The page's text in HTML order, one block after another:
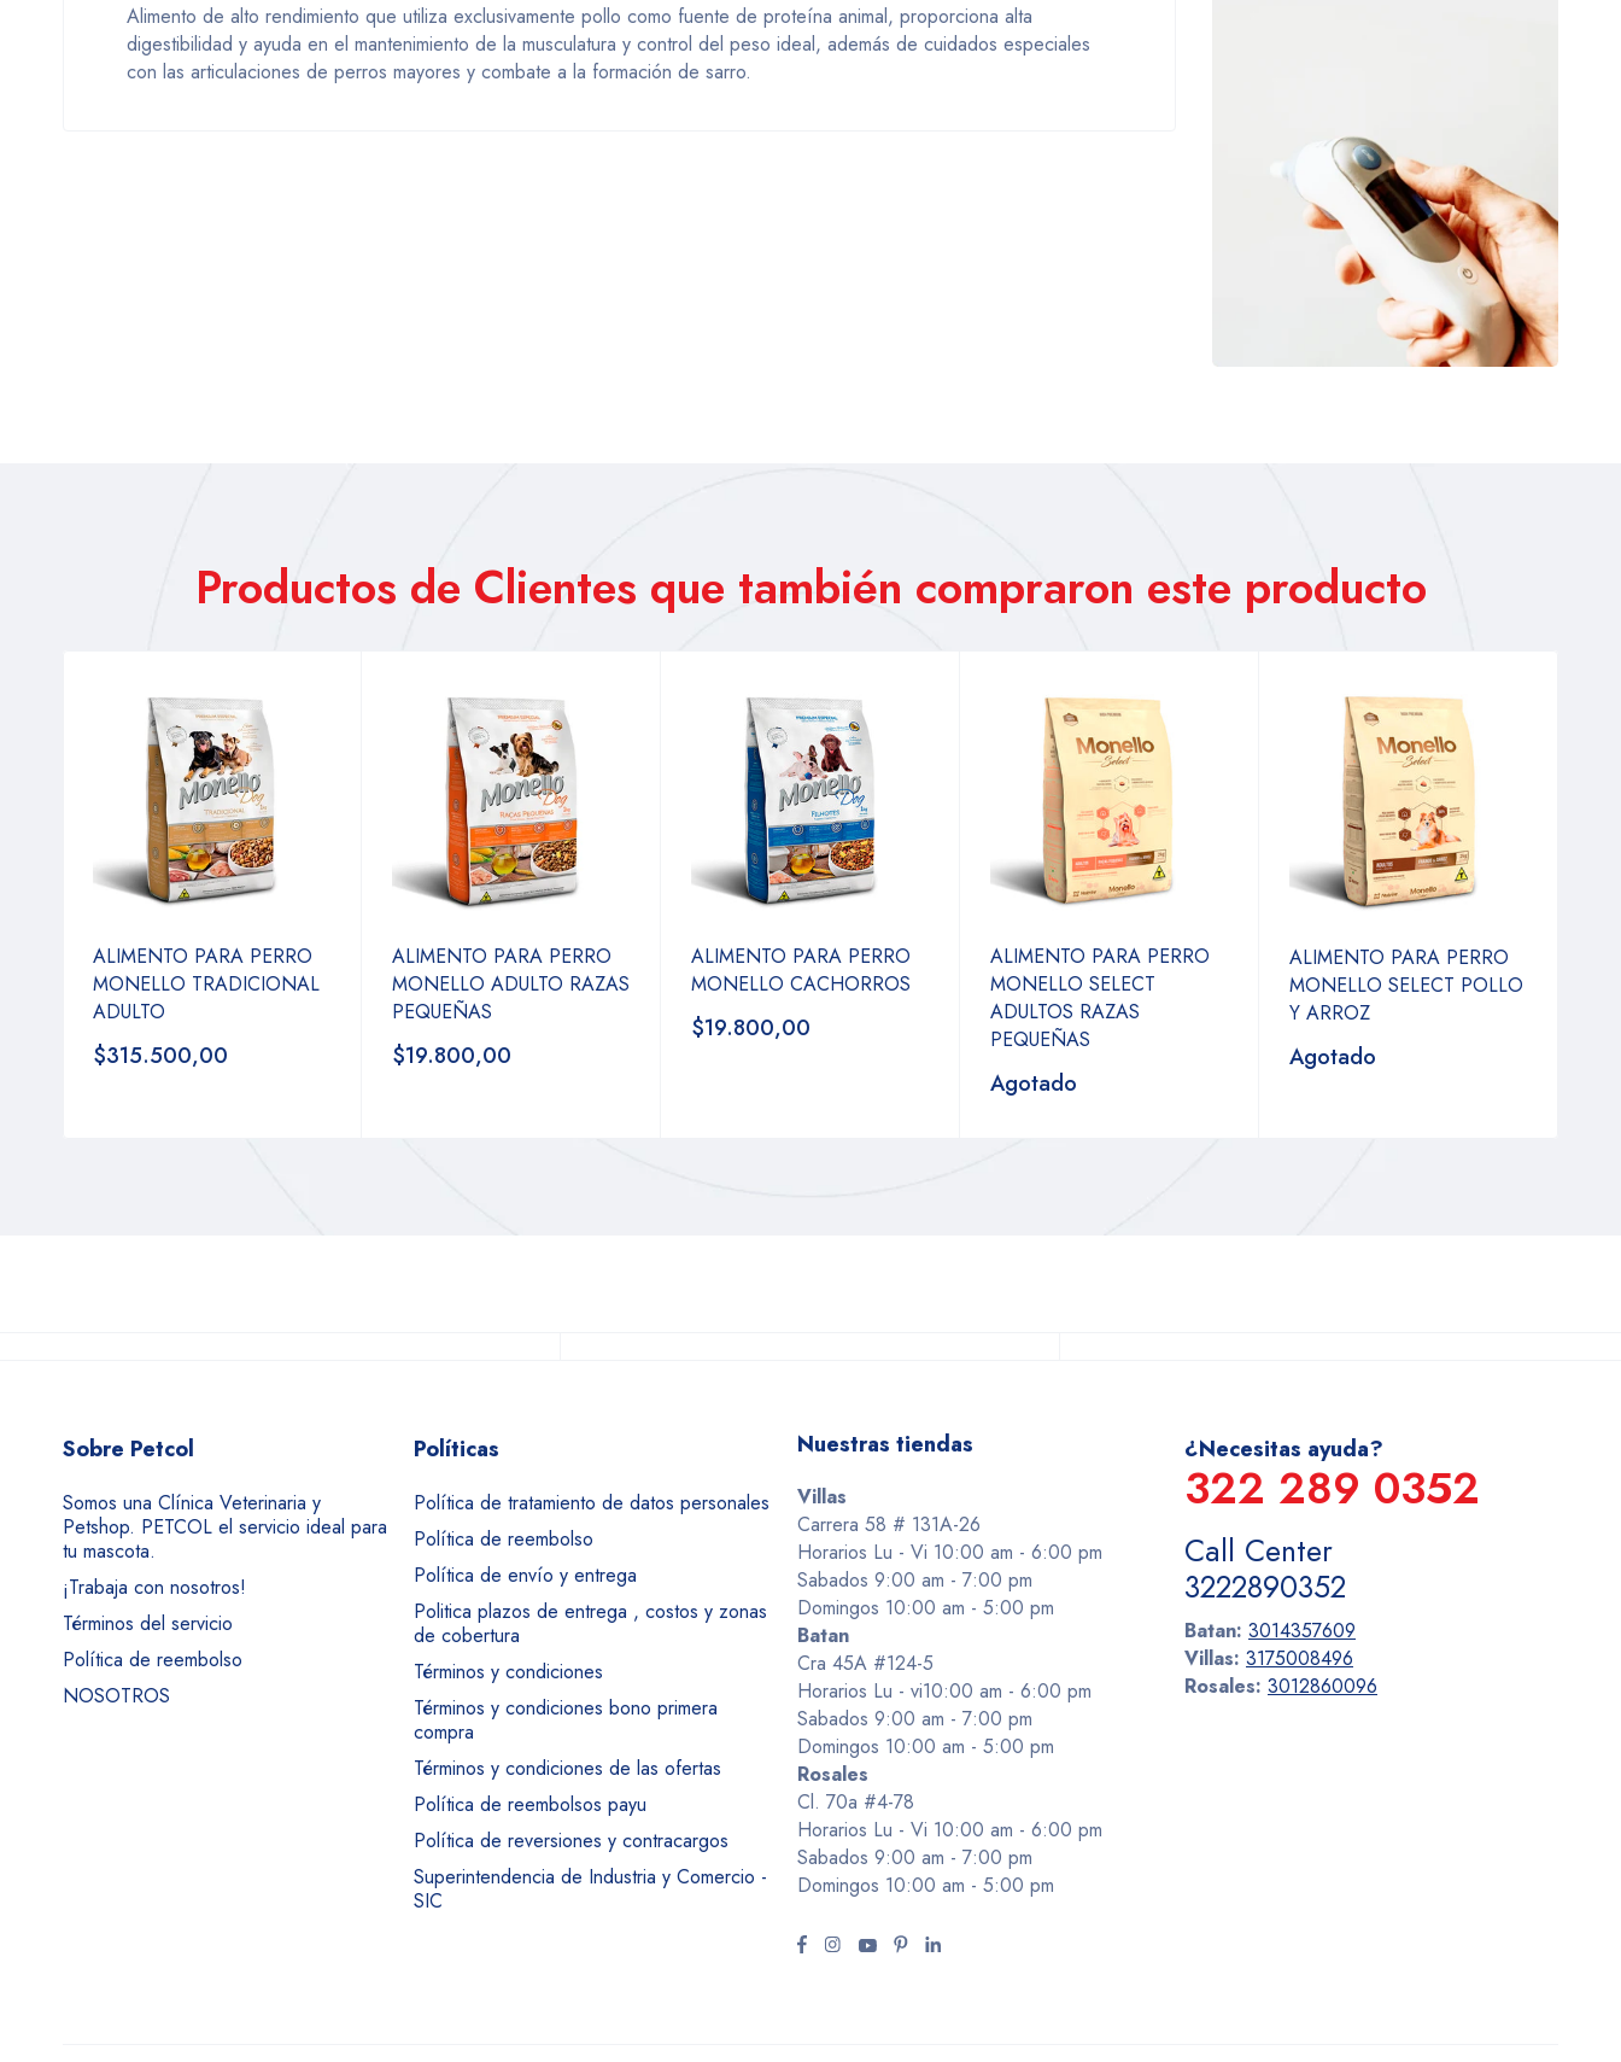
Alimento de alto rendimiento que utiliza exclusivamente pollo como fuente de proteína animal, proporciona alta
digestibilidad y ayuda en el mantenimiento de la musculatura y control del peso ideal, además de cuidados especiales
con las articulaciones de perros mayores y combate a la formación de sarro.
Productos de Clientes que también compraron este producto
ALIMENTO PARA PERRO
MONELLO TRADICIONAL
ADULTO
$315.500,00
ALIMENTO PARA PERRO
MONELLO ADULTO RAZAS
PEQUEÑAS
$19.800,00
ALIMENTO PARA PERRO
MONELLO CACHORROS
$19.800,00
ALIMENTO PARA PERRO
MONELLO SELECT
ADULTOS RAZAS
PEQUEÑAS
Agotado
ALIMENTO PARA PERRO
MONELLO SELECT POLLO
Y ARROZ
Agotado
Sobre Petcol
Somos una Clínica Veterinaria y
Petshop. PETCOL el servicio ideal para
tu mascota.
¡Trabaja con nosotros!
Términos del servicio
Política de reembolso
NOSOTROS
Políticas
Política de tratamiento de datos personales
Política de reembolso
Política de envío y entrega
Politica plazos de entrega , costos y zonas
de cobertura
Términos y condiciones
Términos y condiciones bono primera
compra
Términos y condiciones de las ofertas
Política de reembolsos payu
Política de reversiones y contracargos
Superintendencia de Industria y Comercio -
SIC
Nuestras tiendas
Villas
Carrera 58 # 131A-26
Horarios Lu - Vi 10:00 am - 6:00 pm
Sabados 9:00 am - 7:00 pm
Domingos 10:00 am - 5:00 pm
Batan
Cra 45A #124-5
Horarios Lu - vi10:00 am - 6:00 pm
Sabados 9:00 am - 7:00 pm
Domingos 10:00 am - 5:00 pm
Rosales
Cl. 70a #4-78
Horarios Lu - Vi 10:00 am - 6:00 pm
Sabados 9:00 am - 7:00 pm
Domingos 10:00 am - 5:00 pm
¿Necesitas ayuda?
322 289 0352
Call Center
3222890352
Batan: 3014357609
Villas: 3175008496
Rosales: 3012860096